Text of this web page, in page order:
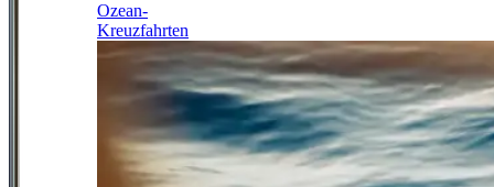
Ozean-
Kreuzfahrten